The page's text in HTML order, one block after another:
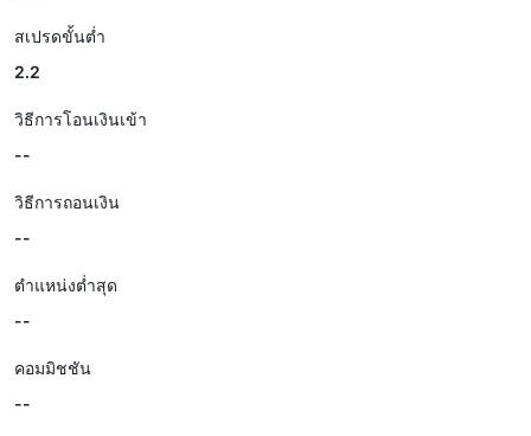
สเปรดขั้นต่ำ
2.2
วิธีการโอนเงินเข้า
--
วิธีการถอนเงิน
--
ตำแหน่งต่ำสุด
--
คอมมิชชัน
--